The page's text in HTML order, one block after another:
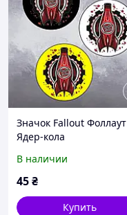
Значок Fallout Фоллаут
Ядер-кола
В наличии
45₴
Купить